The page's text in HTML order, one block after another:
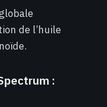
de l’huile
: